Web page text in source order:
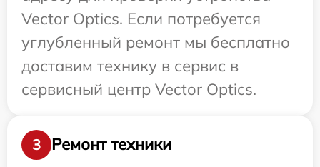
Vector Optics. Если потребуется
углубленный ремонт мы бесплатно
доставим технику в сервис в
сервисный центр Vector Optics.
3
Ремонт техники